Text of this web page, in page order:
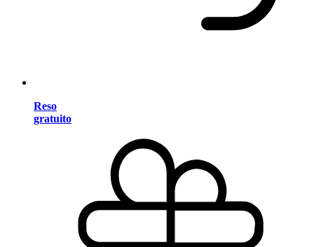
Reso
gratuito